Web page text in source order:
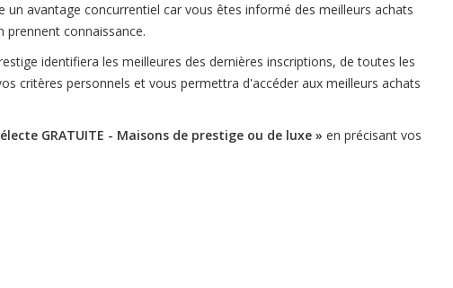
un avantage concurrentiel car vous êtes informé des meilleurs achats
prennent connaissance.
identifiera les meilleures des dernières inscriptions, de toutes les
critères personnels et vous permettra d'accéder aux meilleurs achats
GRATUITE - Maisons de prestige ou de luxe » en précisant vos